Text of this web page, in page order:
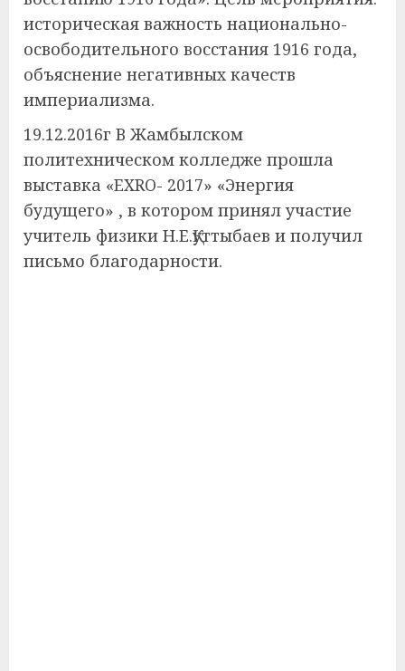
историческая важность национально-
освободительного восстания 1916 года,
объяснение негативных качеств
империализма.
19.12.2016г В Жамбылском
политехническом колледже прошла
выставка «EXRO- 2017» «Энергия
будущего» , в котором принял участие
учитель физики Н.Е.Қуттыбаев и получил
письмо благодарности.